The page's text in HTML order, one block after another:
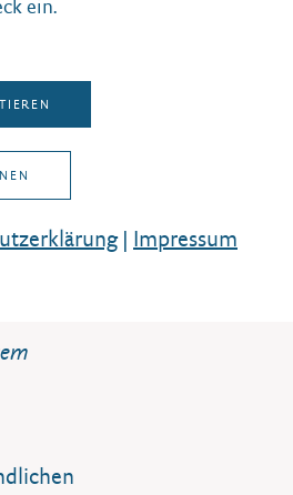
geschaffen werden?
ein.
| Impressum